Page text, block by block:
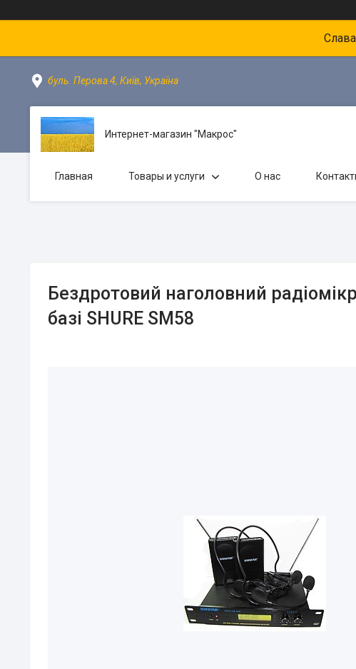
буль. Перова 4, Київ, Україна
Интернет-магазин "Макрос"
Главная Товары и услуги О нас
Бездротовий наголовний
базі SHURE SM58